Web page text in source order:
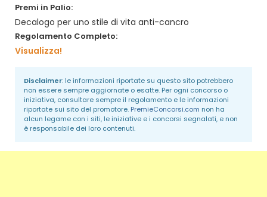
Premi in Palio:
Decalogo per uno stile di vita anti-cancro
Regolamento Completo:
Visualizza!
Disclaimer: le informazioni riportate su questo sito potrebbero
non essere sempre aggiornate o esatte. Per ogni concorso o
iniziativa, consultare sempre il regolamento e le informazioni
riportate sui sito del promotore. PremieConcorsi.com non ha
alcun legame con i siti, le iniziative e i concorsi segnalati, e non
è responsabile dei loro contenuti.